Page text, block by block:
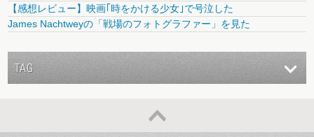
【感想レビュー】映画｢時をかける少女｣で号泣した
James Nachtweyの「戦場のフォトグラファー」を見た
TAG